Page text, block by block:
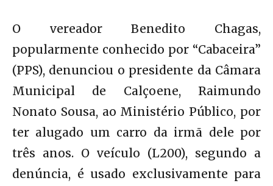
O vereador Benedito Chagas,
popularmente conhecido por “Cabaceira”
(PPS), denunciou o presidente da Câmara
Municipal de Calçoene, Raimundo
Nonato Sousa, ao Ministério Público, por
ter alugado um carro da irmã dele por
três anos. O veículo (L200), segundo a
denúncia, é usado exclusivamente para